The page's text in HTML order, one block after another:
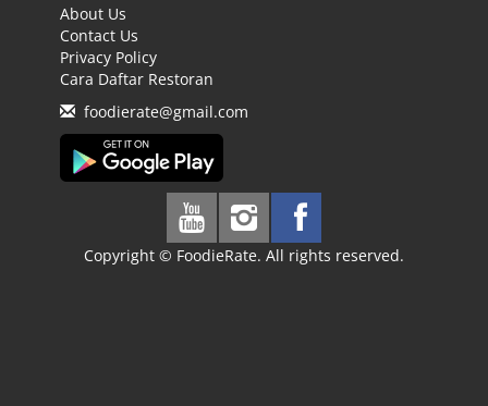
About Us
Contact Us
Privacy Policy
Cara Daftar Restoran
foodierate@gmail.com
Copyright © FoodieRate. All rights reserved.